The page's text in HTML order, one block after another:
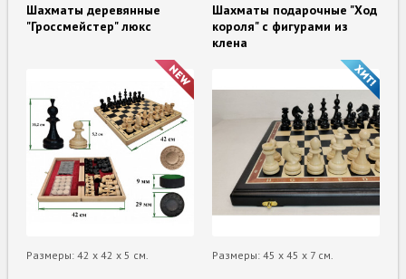
Шахматы деревянные
"Гроссмейстер" люкс
Размеры: 42 x 42 x 5 см.
Шахматы подарочные "Ход
короля" с фигурами из
клена
Размеры: 45 x 45 x 7 см.